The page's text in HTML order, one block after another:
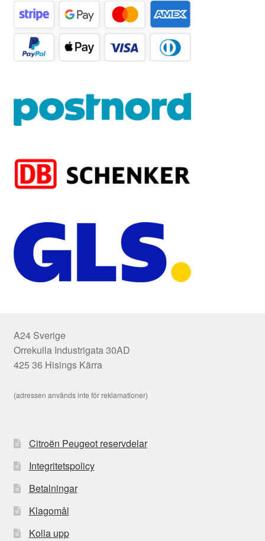
A24 Sverige
Orrekulla Industrigata 30AD
425 36 Hisings Kärra
(adressen används inte för reklamationer)
Citroën Peugeot reservdelar
Integritetspolicy
Betalningar
Klagomål
Kolla upp